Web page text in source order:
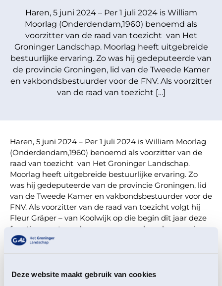
Deze website maakt gebruik van cookies
Haren, 5 juni 2024 – Per 1 juli 2024 is William
Moorlag (Onderdendam,1960) benoemd als
voorzitter van de raad van toezicht van Het
Groninger Landschap. Moorlag heeft uitgebreide
bestuurlijke ervaring. Zo was hij gedeputeerde van
de provincie Groningen, lid van de Tweede Kamer
en vakbondsbestuurder voor de FNV. Als voorzitter
van de raad van toezicht […]
Haren, 5 juni 2024 – Per 1 juli 2024 is William Moorlag
(Onderdendam,1960) benoemd als voorzitter van de
raad van toezicht van Het Groninger Landschap.
Moorlag heeft uitgebreide bestuurlijke ervaring. Zo
was hij gedeputeerde van de provincie Groningen, lid
van de Tweede Kamer en vakbondsbestuurder voor de
FNV. Als voorzitter van de raad van toezicht volgt hij
Fleur Gräper – van Koolwijk op die begin dit jaar deze
functie moest neerleggen vanwege haar benoeming
tot demissionair staatssecretaris Cultuur en Media.
Landschap in de rol van voorzitter van de raad van